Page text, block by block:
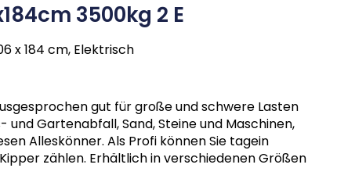
3500kg 2 E
x 184 cm, Elektrisch
gut für große und schwere Lasten
und Gartenabfall, Sand, Steine und Maschinen,
Alleskönner. Als Profi können Sie tagein
zählen. Erhältlich in verschiedenen Größen